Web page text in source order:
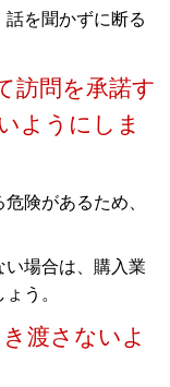
を聞かずに断る
問を承諾す
ようにしま
険があるため、
場合は、購入業
う。
渡さないよ